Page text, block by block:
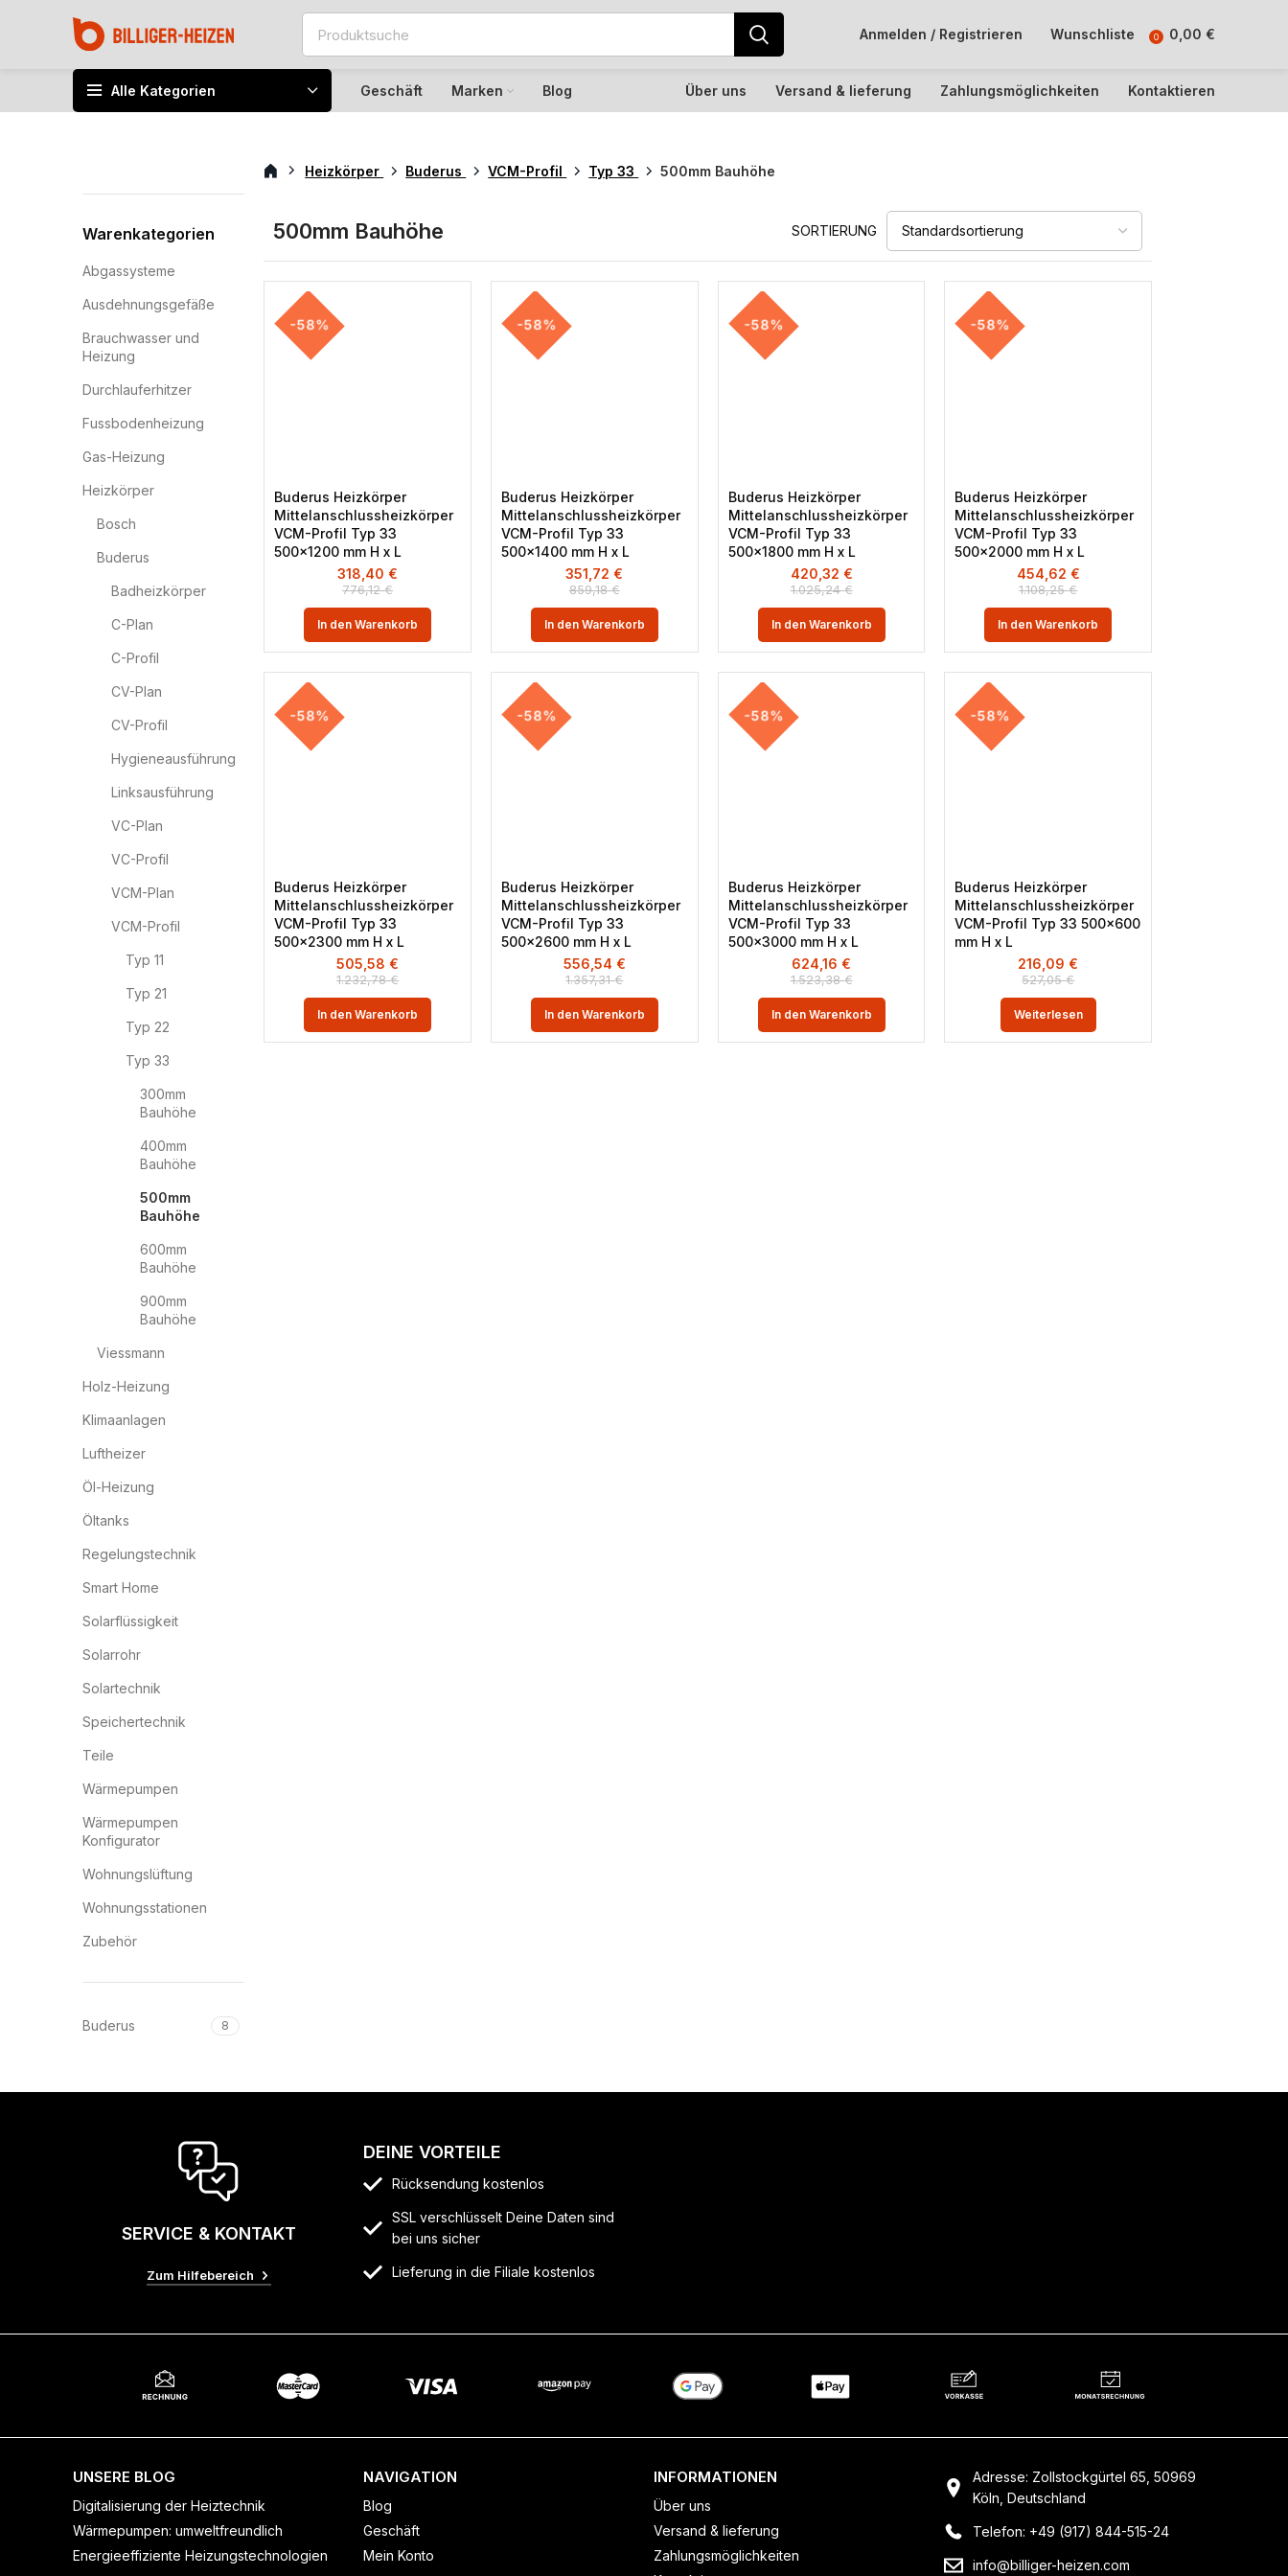
Anmelden / Registrieren Wunschliste 0 0,00 €
Alle Kategorien Geschäft Marken Blog Über uns Versand & lieferung Zahlungsmöglichkeiten Kontaktieren
Warenkategorien
Abgassysteme
Ausdehnungsgefäße
Brauchwasser und
Heizung
Durchlauferhitzer
Fussbodenheizung
Gas-Heizung
Heizkörper
Bosch
Buderus
Badheizkörper
C-Plan
C-Profil
CV-Plan
CV-Profil
Hygieneausführung
Linksausführung
VC-Plan
VC-Profil
VCM-Plan
VCM-Profil
Typ 11
Typ 21
Typ 22
Typ 33
300mm
Bauhöhe
400mm
Bauhöhe
500mm
Bauhöhe
600mm
Bauhöhe
900mm
Bauhöhe
Viessmann
Holz-Heizung
Klimaanlagen
Luftheizer
Öl-Heizung
Öltanks
Regelungstechnik
Smart Home
Solarflüssigkeit
Solarrohr
Solartechnik
Speichertechnik
Teile
Wärmepumpen
Wärmepumpen
Konfigurator
Wohnungslüftung
Wohnungsstationen
Zubehör
Buderus 8
Heizkörper Buderus VCM-Profil Typ 33 500mm Bauhöhe
500mm Bauhöhe SORTIERUNG
-58%
Buderus Heizkörper
Mittelanschlussheizkörper
VCM-Profil Typ 33
500×1200 mm H x L
776,12€
318,40 €
In den Warenkorb
-58%
Buderus Heizkörper
Mittelanschlussheizkörper
VCM-Profil Typ 33
500×1400 mm H x L
859,18€
351,72 €
In den Warenkorb
-58%
Buderus Heizkörper
Mittelanschlussheizkörper
VCM-Profil Typ 33
500×1800 mm H x L
1.025,24€
420,32 €
In den Warenkorb
-58%
Buderus Heizkörper
Mittelanschlussheizkörper
VCM-Profil Typ 33
500×2000 mm H x L
1.108,25€
454,62 €
In den Warenkorb
-58%
Buderus Heizkörper
Mittelanschlussheizkörper
VCM-Profil Typ 33
500×2300 mm H x L
1.232,78€
505,58 €
In den Warenkorb
-58%
Buderus Heizkörper
Mittelanschlussheizkörper
VCM-Profil Typ 33
500×2600 mm H x L
1.357,31€
556,54 €
In den Warenkorb
-58%
Buderus Heizkörper
Mittelanschlussheizkörper
VCM-Profil Typ 33
500×3000 mm H x L
1.523,38€
624,16 €
In den Warenkorb
-58%
Buderus Heizkörper
Mittelanschlussheizkörper
VCM-Profil Typ 33 500×600
mm H x L
527,05€
216,09 €
Weiterlesen
SERVICE & KONTAKT
Zum Hilfebereich
DEINE VORTEILE
Rücksendung kostenlos
SSL verschlüsselt Deine Daten sind
bei uns sicher
Lieferung in die Filiale kostenlos
UNSERE BLOG
Digitalisierung der Heiztechnik
Wärmepumpen: umweltfreundlich
Energieeffiziente Heizungstechnologien
NAVIGATION
Blog
Geschäft
Mein Konto
INFORMATIONEN
Über uns
Versand & lieferung
Zahlungsmöglichkeiten
Adresse: Zollstockgürtel 65, 50969
Köln, Deutschland
Telefon: +49 (917) 844-515-24
info@billiger-heizen.com